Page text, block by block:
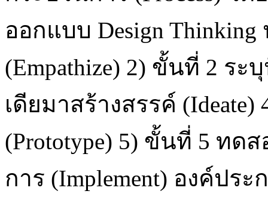
ออกแบบ Design
(Empathize) 2) ขั้นที่ 2 ร
เดียมาสร้างสรรค์
(Prototype) 5) ขั้นที่ 5 ทด
การ (Implement) องค์ปร